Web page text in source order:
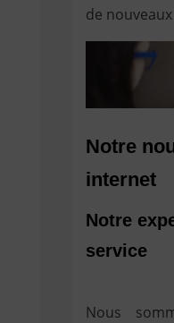
de
Notre
internet
Notre
service
Nous